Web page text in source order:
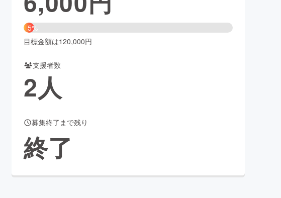
飲食店
画
ィー・ヘルスケア
5%
目標金額は120,000円
支援者数
2人
募集終了まで残り
終了